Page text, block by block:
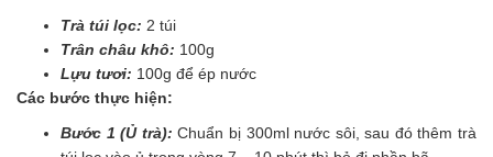
Trà túi lọc: 2 túi
Trân châu khô: 100g
Lựu tươi: 100g để ép nước
Các bước thực hiện:
Bước 1 (Ủ trà): Chuẩn bị 300ml nước sôi, sau đó thêm trà